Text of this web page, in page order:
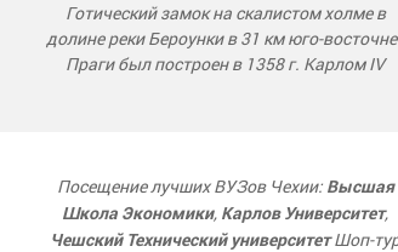
Готический замок на скалистом холме в
долине реки Бероунки в 31 км юго-
Праги был построен в 1358 г. Карлом IV
Посещение лучших ВУЗов Чехии: Высшая
Школа Экономики, Карлов Университет,
Чешский Технический университетШоп-